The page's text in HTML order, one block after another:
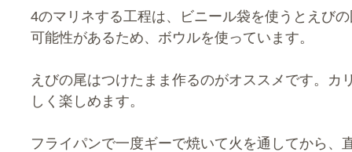
4のマリネする工程は、ビニール袋を使うとえび
可能性があるため、ボウルを使っています。
えびの尾はつけたまま作るのがオススメです。カ
しく楽しめます。
フライパンで一度ギーで焼いて火を通してから、